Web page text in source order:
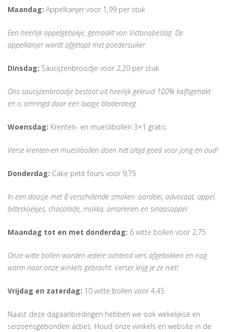
Maandag: Appelkanjer voor 1,99 per stuk
Een heerlijk appelgebakje, gemaakt van Victoriabeslag. De
appelkanjer wordt afgetopt met poedersuiker.
Dinsdag: Saucijzenbroodje voor 2,20 per stuk
Ons saucijzenbroodje bestaat uit heerlijk gekruid 100% kalfsgehakt
en is omringd door een laagje bladerdeeg.
Woensdag: Krenten- en mueslibollen 3+1 gratis
Verse krenten-en mueslibollen doen het altijd goed voor jong én oud!
Donderdag: Cake petit fours voor 9,75
In een doosje met 8 verschillende smaken: aardbei, advocaat, appel,
bitterkoekjes, chocolade, mokka, amarenen en sinaasappel.
Maandag tot en met donderdag: 6 witte bollen voor 2,75
Onze witte bollen worden iedere ochtend vers afgebakken en nog
warm naar onze winkels gebracht. Verser krijg je ze niet!
Vrijdag en zaterdag: 10 witte bollen voor 4,45
Naast deze dagaanbiedingen hebben we ook wekelijkse en
seizoensgebonden acties. Houd onze winkels en website in de